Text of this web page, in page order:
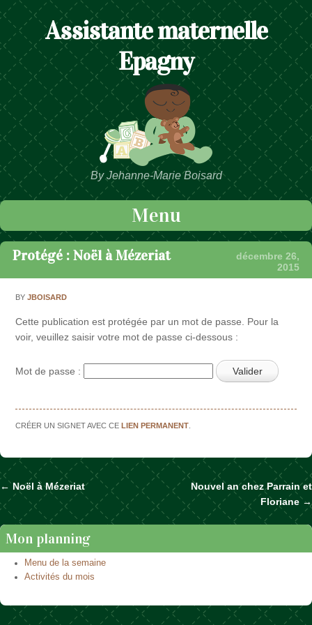
Assistante maternelle
Epagny
By Jehanne-Marie Boisard
Menu
Passer au contenu
Protégé : Noël à Mézeriat
décembre 26,
2015
BYJBOISARD
Cette publication est protégée par un mot de passe. Pour la
voir, veuillez saisir votre mot de passe ci-dessous :
Mot de passe :
CRÉER UN SIGNET AVEC CELIEN PERMANENT
Naviguer dans les articles
←Noël à Mézeriat
Nouvel an chez Parrain et
Floriane→
Mon planning
Menu de la semaine
Activités du mois